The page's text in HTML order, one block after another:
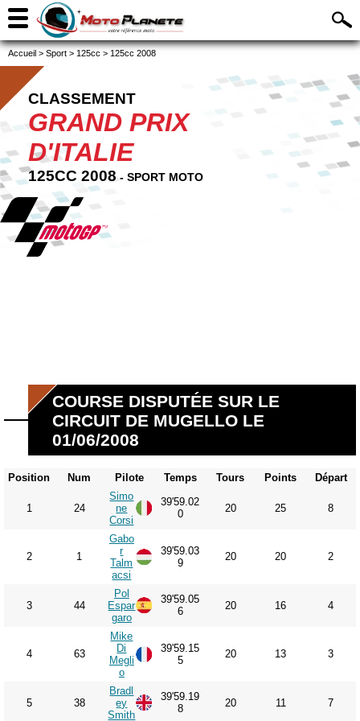
Accueil > Sport > 125cc > 125cc 2008
CLASSEMENT
GRAND PRIX
D'ITALIE
125CC 2008 - SPORT MOTO
COURSE DISPUTÉE SUR LE
CIRCUIT DE MUGELLO LE
01/06/2008
Position Num Pilote Temps Tours Points Départ
1 24
Simo
ne
Corsi
39'59.02
0
20 25 8
2 1
Gabo
r
Talm
acsi
39'59.03
9
20 20 2
3 44
Pol
Espar
garo
39'59.05
6
20 16 4
4 63
Mike
Di
Megli
o
39'59.15
5
20 13 3
5 38
Bradl
ey
Smith
39'59.19
8
20 11 7